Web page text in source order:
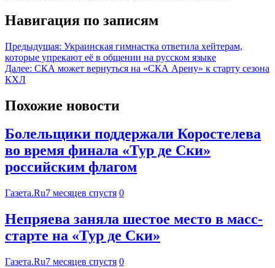
Навигация по записям
Предыдущая: Украинская гимнастка ответила хейтерам,
которые упрекают её в общении на русском языке
Далее: СКА может вернуться на «СКА Арену» к старту сезона
КХЛ
Похожие новости
Болельщики поддержали Коростелева
во время финала «Тур де Ски»
российским флагом
Газета.Ru7 месяцев спустя 0
Непряева заняла шестое место в масс-
старте на «Тур де Ски»
Газета.Ru7 месяцев спустя 0